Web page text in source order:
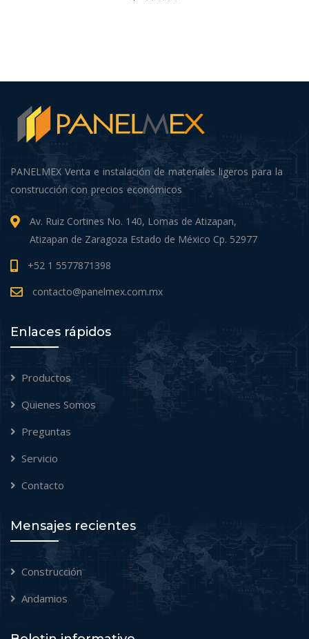
PANELMEX Venta e instalación de materiales ligeros para la
construcción con precios económicos
Av. Ruiz Cortines No. 140, Lomas de Atizapan,
Atizapan de Zaragoza Estado de México Cp. 52977
+52 1 5577871398
contacto@panelmex.com.mx
Enlaces rápidos
Productos
Quienes Somos
Preguntas
Servicio
Contacto
Mensajes recientes
Construcción
Andamios